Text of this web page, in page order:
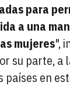
para
a una
mujeres",
su parte, a
países en